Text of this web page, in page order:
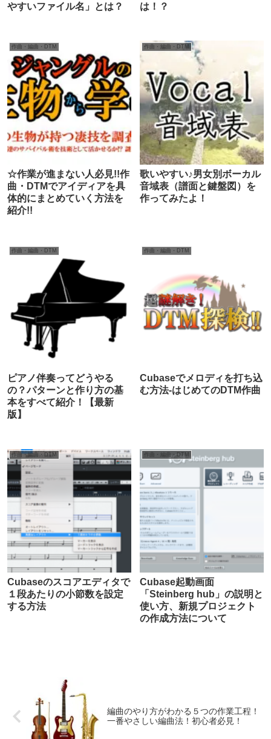
やすいファイル名」とは？
は！？
作曲・編曲・DTM
☆作業が進まない人必見!!作
曲・DTMでアイディアを具
体的にまとめていく方法を
紹介!!
作曲・編曲・DTM
歌いやすい♪男女別ボーカル
音域表（譜面と鍵盤図）を
作ってみたよ！
作曲・編曲・DTM
ピアノ伴奏ってどうやる
の？パターンと作り方の基
本をすべて紹介！【最新
版】
作曲・編曲・DTM
Cubaseでメロディを打ち込
む方法-はじめてのDTM作曲
作曲・編曲・DTM
Cubaseのスコアエディタで
１段あたりの小節数を設定
する方法
作曲・編曲・DTM
Cubase起動画面
「Steinberg hub」の説明と
使い方、新規プロジェクト
の作成方法について
編曲のやり方がわかる５つの作業工程！
一番やさしい編曲法！初心者必見！